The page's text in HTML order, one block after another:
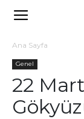
Ana Sayfa
Genel
22